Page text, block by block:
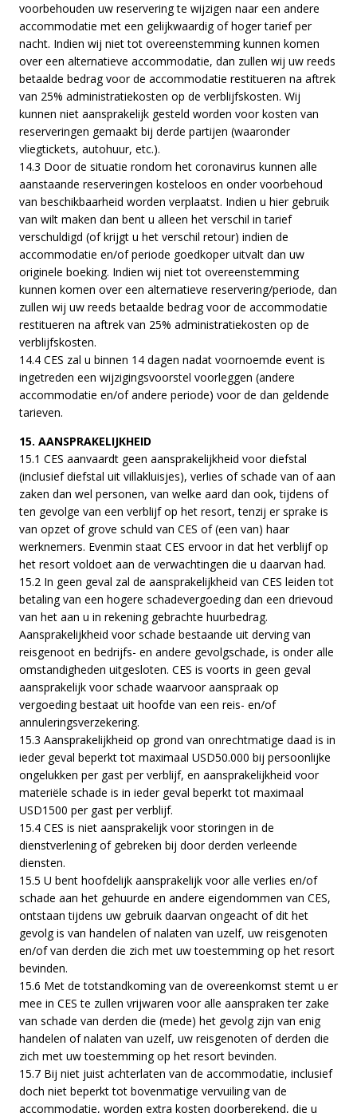
voorbehouden uw reservering te wijzigen naar een andere
accommodatie met een gelijkwaardig of hoger tarief per
nacht. Indien wij niet tot overeenstemming kunnen komen
over een alternatieve accommodatie, dan zullen wij uw reeds
betaalde bedrag voor de accommodatie restitueren na aftrek
van 25% administratiekosten op de verblijfskosten. Wij
kunnen niet aansprakelijk gesteld worden voor kosten van
reserveringen gemaakt bij derde partijen (waaronder
vliegtickets, autohuur, etc.).
14.3 Door de situatie rondom het coronavirus kunnen alle
aanstaande reserveringen kosteloos en onder voorbehoud
van beschikbaarheid worden verplaatst. Indien u hier gebruik
van wilt maken dan bent u alleen het verschil in tarief
verschuldigd (of krijgt u het verschil retour) indien de
accommodatie en/of periode goedkoper uitvalt dan uw
originele boeking. Indien wij niet tot overeenstemming
kunnen komen over een alternatieve reservering/periode, dan
zullen wij uw reeds betaalde bedrag voor de accommodatie
restitueren na aftrek van 25% administratiekosten op de
verblijfskosten.
14.4 CES zal u binnen 14 dagen nadat voornoemde event is
ingetreden een wijzigingsvoorstel voorleggen (andere
accommodatie en/of andere periode) voor de dan geldende
tarieven.
15. AANSPRAKELIJKHEID
15.1 CES aanvaardt geen aansprakelijkheid voor diefstal
(inclusief diefstal uit villakluisjes), verlies of schade van of aan
zaken dan wel personen, van welke aard dan ook, tijdens of
ten gevolge van een verblijf op het resort, tenzij er sprake is
van opzet of grove schuld van CES of (een van) haar
werknemers. Evenmin staat CES ervoor in dat het verblijf op
het resort voldoet aan de verwachtingen die u daarvan had.
15.2 In geen geval zal de aansprakelijkheid van CES leiden tot
betaling van een hogere schadevergoeding dan een drievoud
van het aan u in rekening gebrachte huurbedrag.
Aansprakelijkheid voor schade bestaande uit derving van
reisgenoot en bedrijfs- en andere gevolgschade, is onder alle
omstandigheden uitgesloten. CES is voorts in geen geval
aansprakelijk voor schade waarvoor aanspraak op
vergoeding bestaat uit hoofde van een reis- en/of
annuleringsverzekering.
15.3 Aansprakelijkheid op grond van onrechtmatige daad is in
ieder geval beperkt tot maximaal USD50.000 bij persoonlijke
ongelukken per gast per verblijf, en aansprakelijkheid voor
materiële schade is in ieder geval beperkt tot maximaal
USD1500 per gast per verblijf.
15.4 CES is niet aansprakelijk voor storingen in de
dienstverlening of gebreken bij door derden verleende
diensten.
15.5 U bent hoofdelijk aansprakelijk voor alle verlies en/of
schade aan het gehuurde en andere eigendommen van CES,
ontstaan tijdens uw gebruik daarvan ongeacht of dit het
gevolg is van handelen of nalaten van uzelf, uw reisgenoten
en/of van derden die zich met uw toestemming op het resort
bevinden.
15.6 Met de totstandkoming van de overeenkomst stemt u er
mee in CES te zullen vrijwaren voor alle aanspraken ter zake
van schade van derden die (mede) het gevolg zijn van enig
handelen of nalaten van uzelf, uw reisgenoten of derden die
zich met uw toestemming op het resort bevinden.
15.7 Bij niet juist achterlaten van de accommodatie, inclusief
doch niet beperkt tot bovenmatige vervuiling van de
accommodatie, worden extra kosten doorberekend, die u